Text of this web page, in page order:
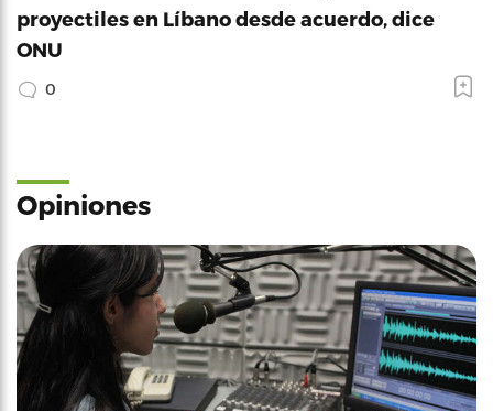
proyectiles en Líbano desde acuerdo, dice
ONU
0
Opiniones